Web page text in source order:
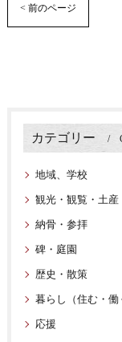
< 前のページ
カテゴリー
地域、学校
観光・観覧・土産
納骨・参拝
碑・庭園
歴史・散策
暮らし（住む・働
応援